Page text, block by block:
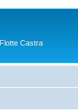
Castra